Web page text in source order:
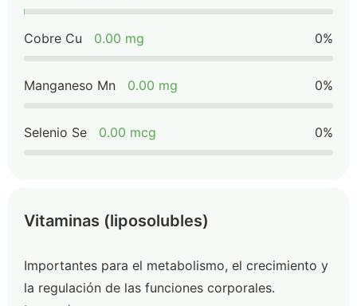
Cobre Cu 0.00 mg 0%
Manganeso Mn 0.00 mg 0%
Selenio Se 0.00 mcg 0%
Vitaminas (liposolubles)
Importantes para el metabolismo, el crecimiento y
la regulación de las funciones corporales.